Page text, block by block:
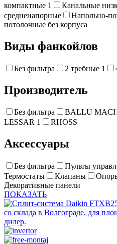
компактные 1 Канальные
средненапорные
Напольно-
потолочные без корпуса
Виды фанкойлов
Без фильтра 2 требные 1
Производитель
Без фильтра BALLU
LESSAR 1 RHOSS
Аксессуары
Без фильтра Пульты
Термостаты
Клапаны
Декоративные панели
ПОКАЗАТЬ